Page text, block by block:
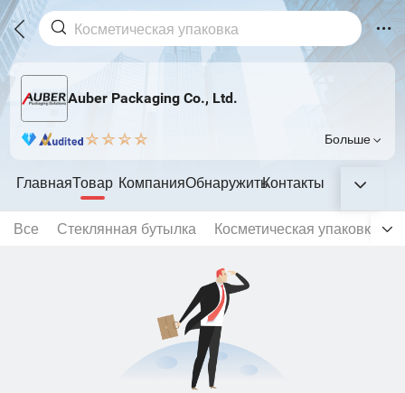
Auber Packaging Co., Ltd.
Больше
ГлавнаяТовар КомпанияОбнаружитьКонтакты
Все Стеклянная бутылка Косметическая упаковка